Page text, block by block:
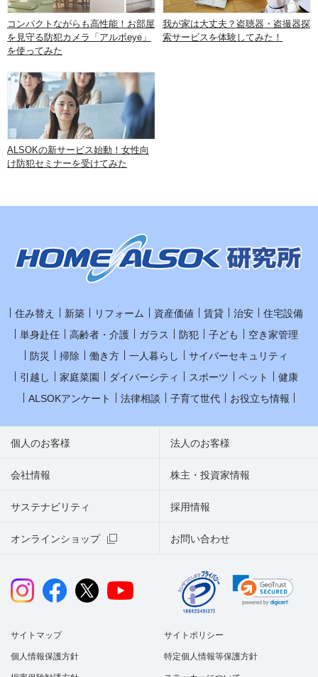
コンパクトながらも高性能！お部屋
を見守る防犯カメラ「アルボeye」
を使ってみた
我が家は大丈夫？盗聴器・盗撮器探
索サービスを体験してみた！
ALSOKの新サービス始動！女性向
け防犯セミナーを受けてみた
住み替え 新築 リフォーム 資産価値 賃貸 治安
住宅設備
単身赴任
高齢者・介護 ガラス 防犯 子ども
空き家管理
防災
掃除 働き方 一人暮らし
サイバーセキュリティ
引越し
家庭菜園 ダイバーシティ スポーツ ペット
健康
ALSOKアンケート
法律相談 子育て世代 お役立ち情報
個人のお客様 法人のお客様
会社情報 株主・投資家情報
サステナビリティ
オンラインショップ お問い合わせ
採用情報
サイトマップ サイトポリシー
個人情報保護方針 特定個人情報等保護方針